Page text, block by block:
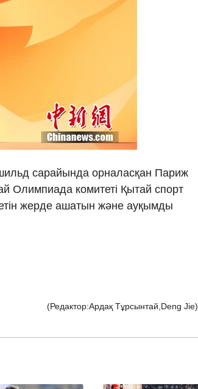
Қазақ тілі
Bahasa Melayu
Ελληνικά
Tiếng Việtсарайында орналасқан Париж
Олимпиада комитеті Қытай спорт
жерде ашатын және ауқымды
(Редактор:Ардақ Тұрсынтай,Deng Jie)